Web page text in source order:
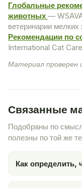
Глобальные
животных —
ветеринарии
Рекомендации по
International Cat Care
Материал проверен
Связанные
Подобраны по
полезны по той же
Как определить,